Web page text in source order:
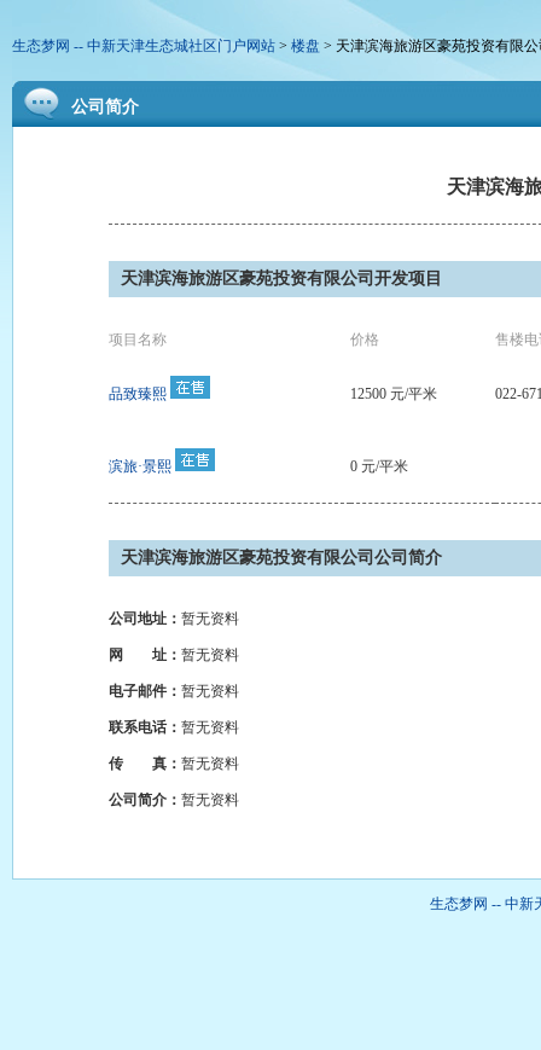
生态梦网 -- 中新天津生态城社区门户网站 > 楼盘 > 天津滨海旅游区豪苑投资有限
公司简介
天津滨海
天津滨海旅游区豪苑投资有限公司开发项目
项目名称 价格 售楼
品致臻熙 12500 元/平米 022-
滨旅·景熙 0 元/平米
天津滨海旅游区豪苑投资有限公司公司简介
公司地址： 暂无资料
网 址： 暂无资料
电子邮件： 暂无资料
联系电话： 暂无资料
传 真： 暂无资料
公司简介： 暂无资料
生态梦网 -- 中新